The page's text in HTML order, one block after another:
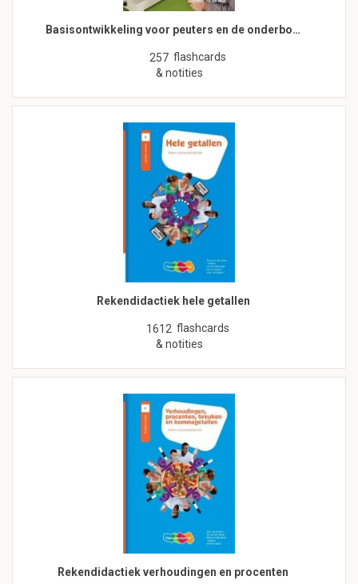
Basisontwikkeling voor peuters en de onderbo…
257 flashcards
& notities
Rekendidactiek hele getallen
1612 flashcards
& notities
Rekendidactiek verhoudingen en procenten